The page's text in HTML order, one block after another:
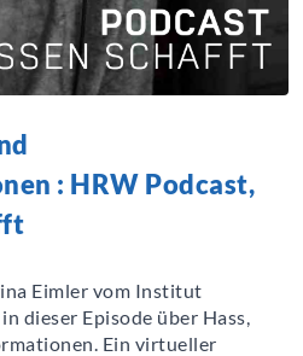
: HRW Podcast,
Eimler vom Institut
dieser Episode über Hass,
Ein virtueller